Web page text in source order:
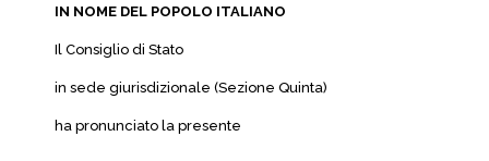
IN NOME DEL POPOLO ITALIANO
Il Consiglio di Stato
in sede giurisdizionale (Sezione Quinta)
ha pronunciato la presente